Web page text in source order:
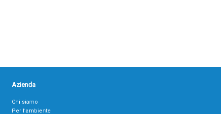
Azienda
Chi siamo
Per l’ambiente